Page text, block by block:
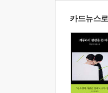
카드뉴스